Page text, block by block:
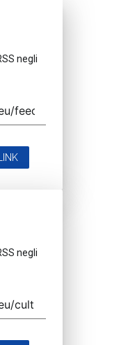
negli
negli